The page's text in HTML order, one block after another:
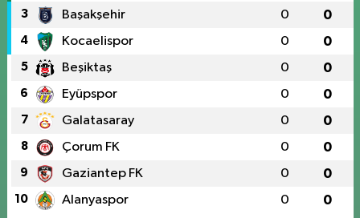
3 Başakşehir 0 0
4 Kocaelispor 0 0
5 Beşiktaş 0 0
6 Eyüpspor 0 0
7 Galatasaray 0 0
8 Çorum FK 0 0
9 Gaziantep FK 0 0
10 Alanyaspor 0 0